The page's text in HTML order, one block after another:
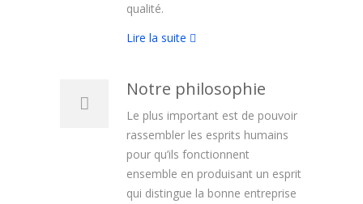
qualité.
Lire la suite
Notre philosophie
Le plus important est de pouvoir
rassembler les esprits humains
pour qu’ils fonctionnent
ensemble en produisant un esprit
qui distingue la bonne entreprise